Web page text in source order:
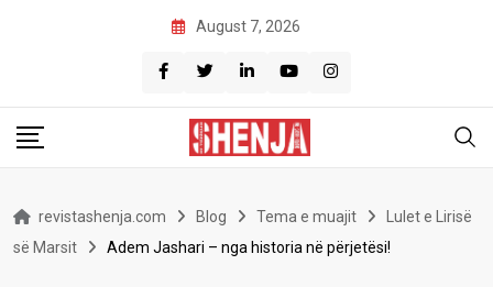
August 7, 2026
revistashenja.com Blog Tema e muajit
Lulet e Lirisë
së Marsit
Adem Jashari – nga historia në përjetësi!